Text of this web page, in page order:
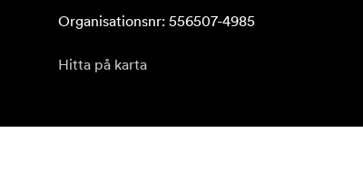
Organisationsnr: 556507-4985
Hitta på karta